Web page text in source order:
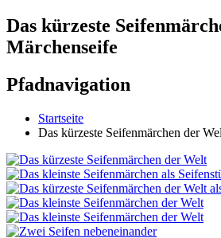
Das kürzeste
Märchenseife
Pfadnavigation
Startseite
Das kürzeste Seifenmärchen der